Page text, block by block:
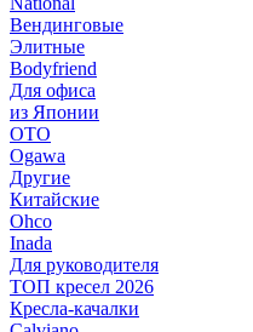
Вендинговые
Элитные
Bodyfriend
Для офиса
из Японии
OTO
Ogawa
Другие
Китайские
Ohco
Inada
Для руководителя
ТОП кресел 2026
Кресла-качалки